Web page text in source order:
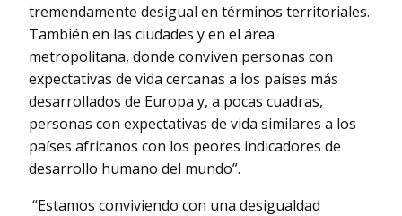
tremendamente desigual en términos territoriales.
También en las ciudades y en el área
metropolitana, donde conviven personas con
expectativas de vida cercanas a los países más
desarrollados de Europa y, a pocas cuadras,
personas con expectativas de vida similares a los
países africanos con los peores indicadores de
desarrollo humano del mundo”.
“Estamos conviviendo con una desigualdad